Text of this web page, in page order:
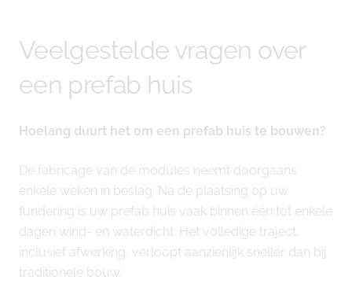
Veelgestelde vragen over
een prefab huis
Hoelang duurt het om een prefab huis te bouwen?
De fabricage van de modules neemt doorgaans
enkele weken in beslag. Na de plaatsing op uw
fundering is uw prefab huis vaak binnen één tot enkele
dagen wind- en waterdicht. Het volledige traject,
inclusief afwerking, verloopt aanzienlijk sneller dan bij
traditionele bouw.